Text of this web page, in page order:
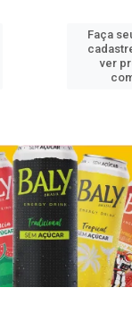
Faça
ver